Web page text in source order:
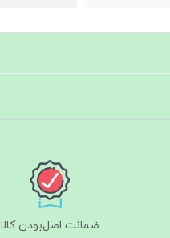
ضمانت اصل‌بودن کالا